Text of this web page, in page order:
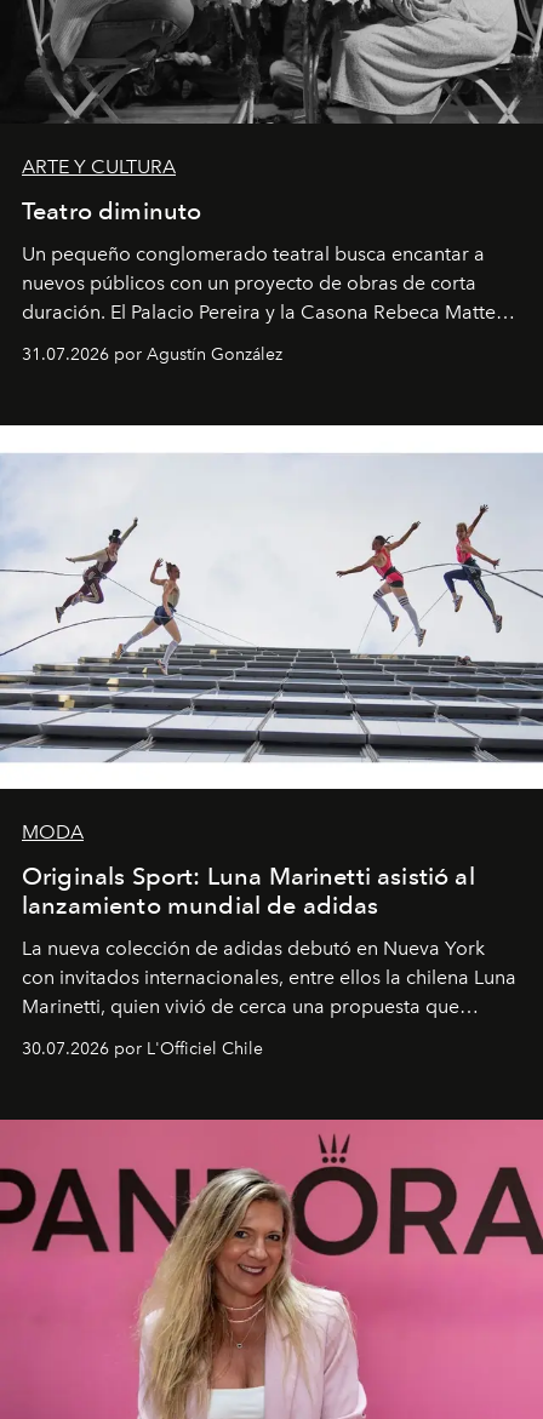
ARTE Y CULTURA
Teatro diminuto
Un pequeño conglomerado teatral busca encantar a
nuevos públicos con un proyecto de obras de corta
duración. El Palacio Pereira y la Casona Rebeca Matte
son algunos de los lugares que han albergado estas
miniobras. Sus puestas en escena son limpias; ponen el
31.07.2026 por Agustín González
MODA
Originals Sport: Luna Marinetti asistió al
lanzamiento mundial de adidas
La nueva colección de adidas debutó en Nueva York
con invitados internacionales, entre ellos la chilena Luna
Marinetti, quien vivió de cerca una propuesta que
fusiona moda y rendimiento.
30.07.2026 por L'Officiel Chile